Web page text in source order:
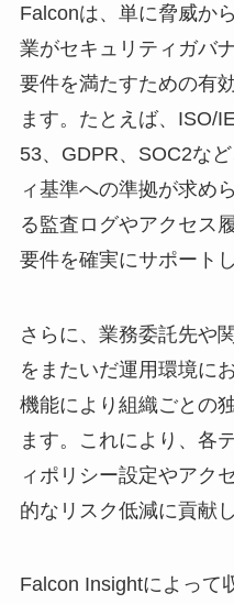
Falconは、単に脅威か
業がセキュリティガバ
要件を満たすための有
ます。たとえば、ISO/
53、GDPR、SOC2な
ィ基準への準拠が求め
る監査ログやアクセス
要件を確実にサポートし
さらに、業務委託先や
をまたいだ運用環境に
機能により組織ごとの
ます。これにより、各
ィポリシー設定やアク
的なリスク低減に貢献し
Falcon Insightによって